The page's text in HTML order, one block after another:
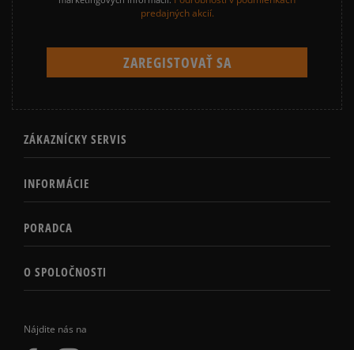
Nájdite nás na
predajných akcií.
ZÁKAZNÍCKY SERVIS
INFORMÁCIE
PORADCA
O SPOLOČNOSTI